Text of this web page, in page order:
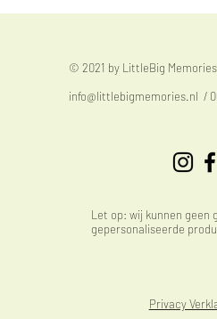
© 2021 by LittleBig Memories
info@littlebigmemories.nl /
Let op: wij kunnen geen
gepersonaliseerde
Privacy